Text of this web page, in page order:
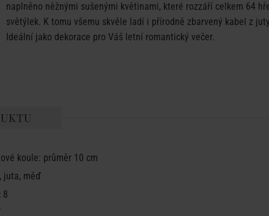
naplněno něžnými sušenými květinami, které rozzáří celkem 64
světýlek. K tomu všemu skvěle ladí i přírodně zbarvený kabel z
Ideální jako dekorace pro Váš letní romantický večer.
koule: průměr 10 cm
juta, měď
8